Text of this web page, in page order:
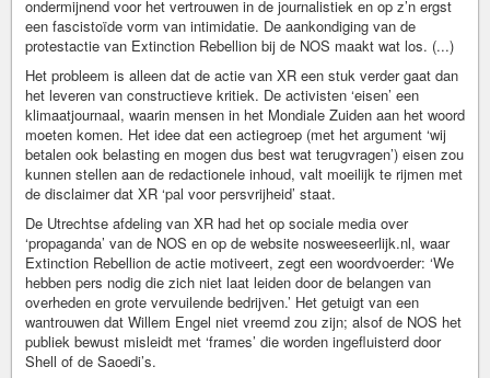
ondermijnend voor het vertrouwen in de journalistiek en op z’n ergst
een fascistoïde vorm van intimidatie. De aankondiging van de
protestactie van Extinction Rebellion bij de NOS maakt wat los. (...)
Het probleem is alleen dat de actie van XR een stuk verder gaat dan
het leveren van constructieve kritiek. De activisten ‘eisen’ een
klimaatjournaal, waarin mensen in het Mondiale Zuiden aan het woord
moeten komen. Het idee dat een actiegroep (met het argument ‘wij
betalen ook belasting en mogen dus best wat terugvragen’) eisen zou
kunnen stellen aan de redactionele inhoud, valt moeilijk te rijmen met
de disclaimer dat XR ‘pal voor persvrijheid’ staat.
De Utrechtse afdeling van XR had het op sociale media over
‘propaganda’ van de NOS en op de website nosweeseerlijk.nl, waar
Extinction Rebellion de actie motiveert, zegt een woordvoerder: ‘We
hebben pers nodig die zich niet laat leiden door de belangen van
overheden en grote vervuilende bedrijven.’ Het getuigt van een
wantrouwen dat Willem Engel niet vreemd zou zijn; alsof de NOS het
publiek bewust misleidt met ‘frames’ die worden ingefluisterd door
Shell of de Saoedi’s.